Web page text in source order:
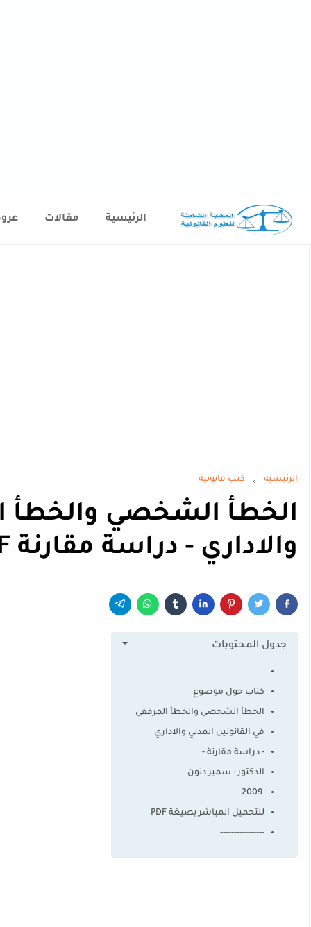
الرئيسية مقالات
الرئيسية كتب قانونية
الخطأ الشخصي والخطأ
والاداري - دراسة مقارنة PDF
جدول المحتويات
كتاب حول موضوع
الخطأ الشخصي والخطأ المرفقي
في القانونين المدني والاداري
- دراسة مقارنة -
الدكتور : سمير دنون
للتحميل المباشر بصيغة PDF
----------------